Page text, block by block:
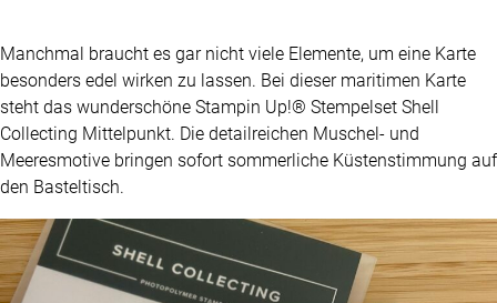
Manchmal braucht es gar nicht viele Elemente, um eine Karte
besonders edel wirken zu lassen. Bei dieser maritimen Karte
steht das wunderschöne Stampin Up!® Stempelset Shell
Collecting Mittelpunkt. Die detailreichen Muschel- und
Meeresmotive bringen sofort sommerliche Küstenstimmung auf
den Basteltisch.